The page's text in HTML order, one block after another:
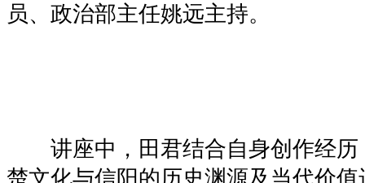
员、政治部主任姚远主持。
讲座中，田君结合自身创作经历
楚文化与信阳的历史渊源及当代价